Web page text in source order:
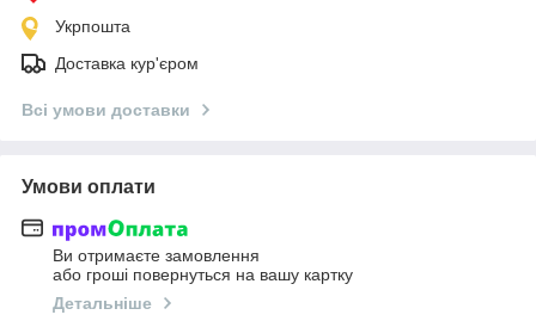
Укрпошта
Доставка кур'єром
Всі умови доставки
Умови оплати
Ви отримаєте замовлення
або гроші повернуться на вашу картку
Детальніше